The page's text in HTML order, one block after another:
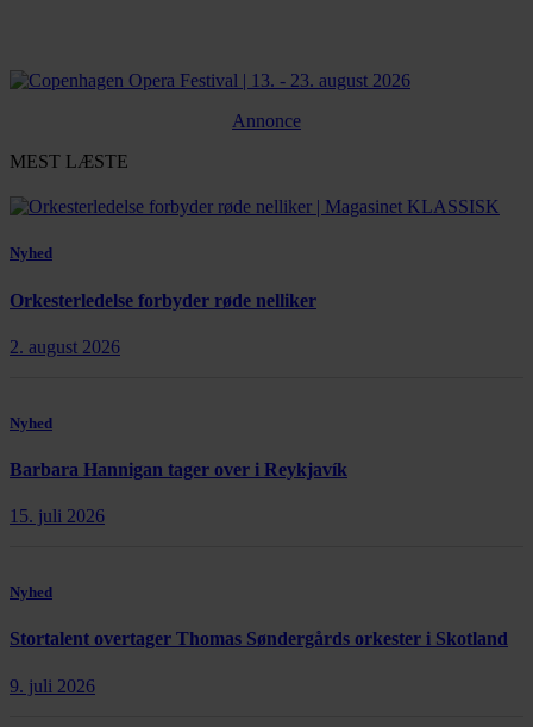
Annonce
MEST LÆSTE
Nyhed
Orkesterledelse forbyder røde nelliker
2. august 2026
Nyhed
Barbara Hannigan tager over i Reykjavík
15. juli 2026
Nyhed
Stortalent overtager Thomas Søndergårds orkester i Skotland
9. juli 2026